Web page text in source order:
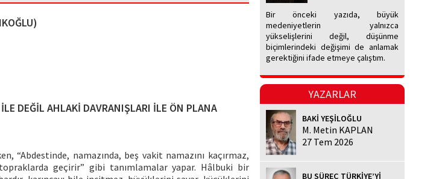
DEĞİL AHLAKİ DAVRANIŞLARI İLE ÖN PLANA
“Abdestinde, namazında, beş vakit namazını kaçırmaz,
geçirir” gibi tanımlamalar yapar. Hâlbuki bir
Bir önceki yazıda, büyük
medeniyetlerin yalnızca
yükselişlerini değil, düşünme
biçimlerindeki değişimi de anlamak
gerektiğini ifade etmeye çalıştım.
YAZARLAR
BAKİ YEŞİLOĞLU
M. Metin KAPLAN
27 Tem 2026
BU SÜREÇ TÜRKİYE’Yİ